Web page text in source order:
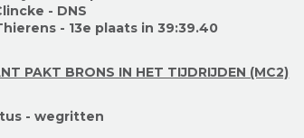
- DNS
- 13e plaats in 39:39.40
PAKT BRONS IN HET TIJDRIJDEN (MC2)
- wegritten